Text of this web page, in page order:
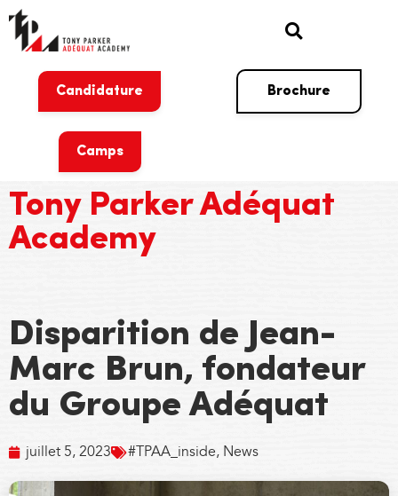
Candidature Brochure
Camps
Tony Parker Adéquat
Academy
Disparition de Jean-
Marc Brun, fondateur
du Groupe Adéquat
juillet 5, 2023 #TPAA_inside, News